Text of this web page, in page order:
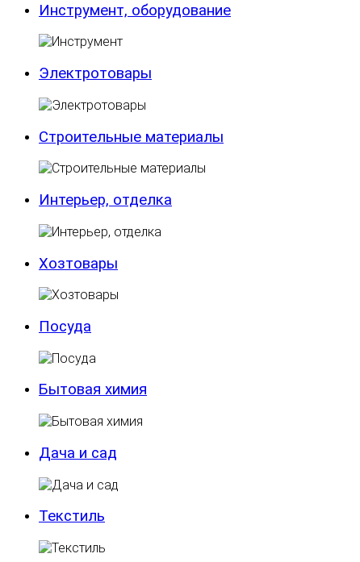
Инструмент, оборудование
Электротовары
Строительные материалы
Интерьер, отделка
Хозтовары
Посуда
Бытовая химия
Дача и сад
Текстиль